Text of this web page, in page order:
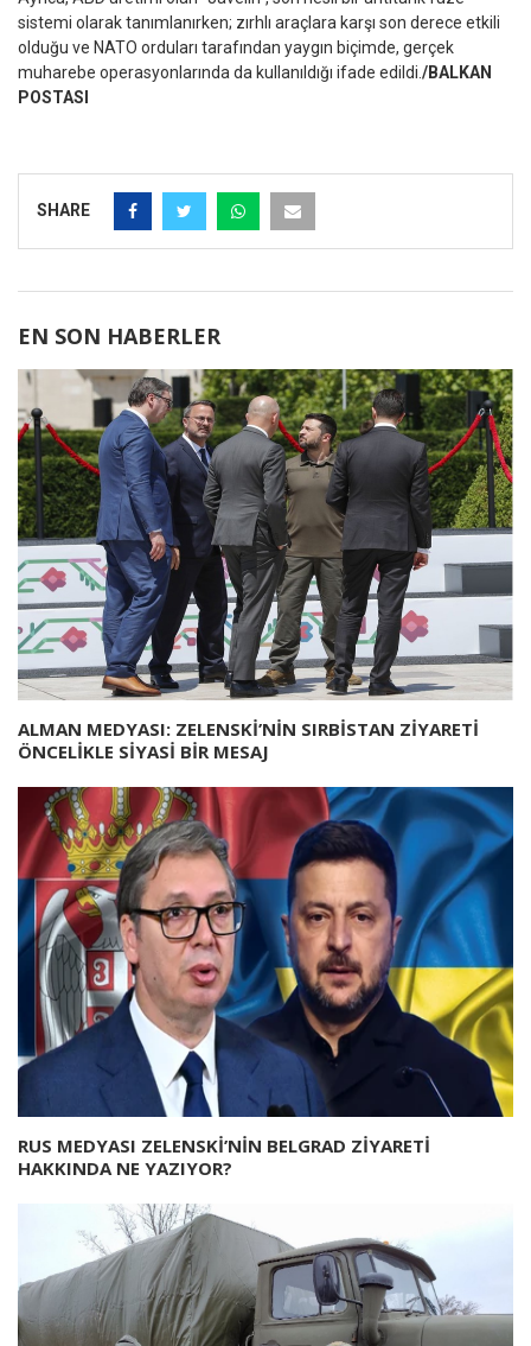
sistemi olarak tanımlanırken; zırhlı araçlara karşı son derece etkili
olduğu ve NATO orduları tarafından yaygın biçimde, gerçek
muharebe operasyonlarında da kullanıldığı ifade edildi. /BALKAN
POSTASI
SHARE
EN SON HABERLER
ALMAN MEDYASI: ZELENSKİ’NİN SIRBİSTAN ZİYARETİ
ÖNCELİKLE SİYASİ BİR MESAJ
RUS MEDYASI ZELENSKİ’NİN BELGRAD ZİYARETİ
HAKKINDA NE YAZIYOR?